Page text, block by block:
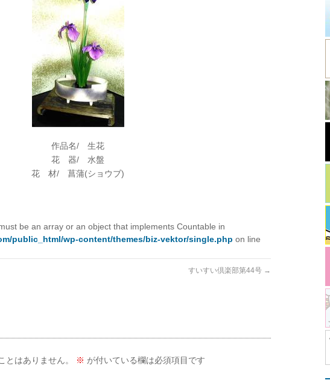
作品名/ 生花
花 器/ 水盤
花 材/ 菖蒲(ショウブ)
be an array or an object that implements Countable in
public_html/wp-content/themes/biz-vektor/single.php on line
すいすい倶楽部第44号 →
とはありません。 ※ が付いている欄は必須項目です